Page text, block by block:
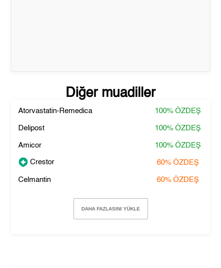
Diğer muadiller
Atorvastatin-Remedica 100% ÖZDEŞ
Delipost 100% ÖZDEŞ
Amicor 100% ÖZDEŞ
Crestor 60% ÖZDEŞ
Celmantin 60% ÖZDEŞ
DAHA FAZLASINI YÜKLE